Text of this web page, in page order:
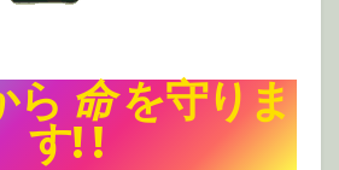
ら 命を守りま
す! !